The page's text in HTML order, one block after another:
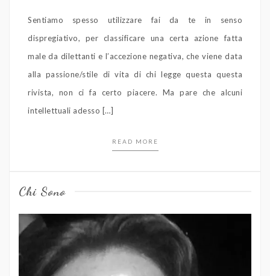
Sentiamo spesso utilizzare fai da te in senso
dispregiativo, per classificare una certa azione fatta
male da dilettanti e l’accezione negativa, che viene data
alla passione/stile di vita di chi legge questa questa
rivista, non ci fa certo piacere. Ma pare che alcuni
intellettuali adesso […]
READ MORE
Chi Sono